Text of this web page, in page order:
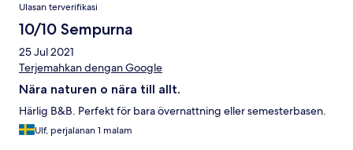
Ulasan terverifikasi
10/10 Sempurna
25 Jul 2021
Terjemahkan dengan Google
Nära naturen o nära till allt.
Härlig B&B. Perfekt för bara övernattning eller semesterbasen.
Ulf, perjalanan 1 malam